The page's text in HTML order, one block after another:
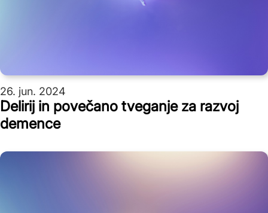
26. jun. 2024
Delirij in povečano tveganje za razvoj
demence